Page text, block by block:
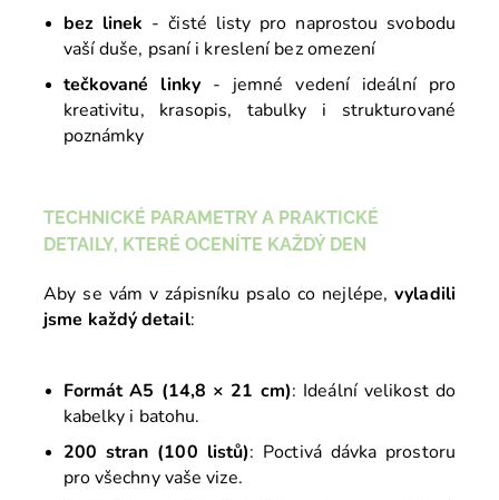
bez linek - čisté listy pro naprostou svobodu
vaší duše, psaní i kreslení bez omezení
tečkované linky- jemné vedení ideální pro
kreativitu, krasopis, tabulky i strukturované
poznámky
TECHNICKÉ PARAMETRY A PRAKTICKÉ
DETAILY, KTERÉ OCENÍTE KAŽDÝ DEN
Aby se vám v zápisníku psalo co nejlépe,vyladili
jsme každý detail:
Formát A5 (14,8 × 21 cm): Ideální velikost do
kabelky i batohu.
200 stran (100 listů): Poctivá dávka prostoru
pro všechny vaše vize.